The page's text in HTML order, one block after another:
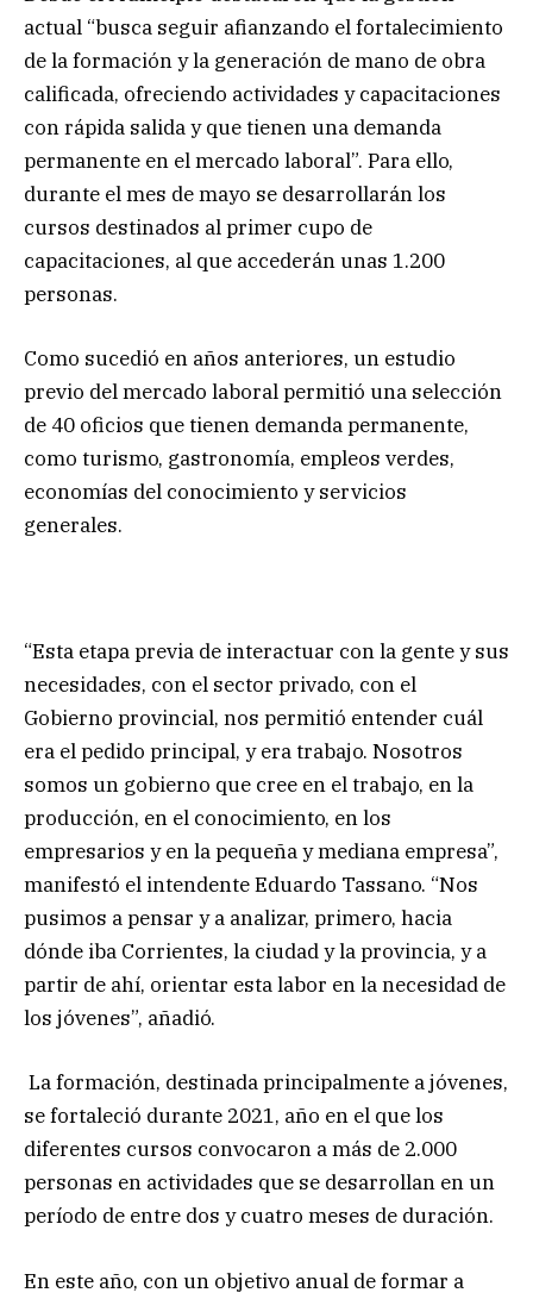
actual “busca seguir afianzando el fortalecimiento
de la formación y la generación de mano de obra
calificada, ofreciendo actividades y capacitaciones
con rápida salida y que tienen una demanda
permanente en el mercado laboral”. Para ello,
durante el mes de mayo se desarrollarán los
cursos destinados al primer cupo de
capacitaciones, al que accederán unas 1.200
personas.
Como sucedió en años anteriores, un estudio
previo del mercado laboral permitió una selección
de 40 oficios que tienen demanda permanente,
como turismo, gastronomía, empleos verdes,
economías del conocimiento y servicios
generales.
“Esta etapa previa de interactuar con la gente y sus
necesidades, con el sector privado, con el
Gobierno provincial, nos permitió entender cuál
era el pedido principal, y era trabajo. Nosotros
somos un gobierno que cree en el trabajo, en la
producción, en el conocimiento, en los
empresarios y en la pequeña y mediana empresa”,
manifestó el intendente Eduardo Tassano. “Nos
pusimos a pensar y a analizar, primero, hacia
dónde iba Corrientes, la ciudad y la provincia, y a
partir de ahí, orientar esta labor en la necesidad de
los jóvenes”, añadió.
La formación, destinada principalmente a jóvenes,
se fortaleció durante 2021, año en el que los
diferentes cursos convocaron a más de 2.000
personas en actividades que se desarrollan en un
período de entre dos y cuatro meses de duración.
En este año, con un objetivo anual de formar a